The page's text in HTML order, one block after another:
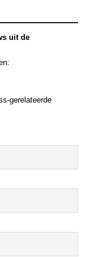
uit de
gerelateerde